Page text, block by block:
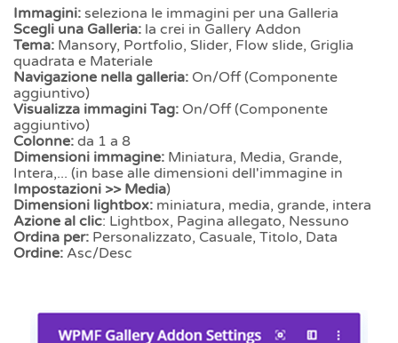
Immagini: seleziona le immagini per una Galleria
Scegli una Galleria: la crei in Gallery Addon
Tema: Mansory, Portfolio, Slider, Flow slide, Griglia
quadrata e Materiale
Navigazione nella galleria: On/Off (Componente
aggiuntivo)
Visualizza immagini Tag: On/Off (Componente
aggiuntivo)
Colonne: da 1 a 8
Dimensioni immagine: Miniatura, Media, Grande,
Intera,... (in base alle dimensioni dell'immagine in
Impostazioni >> Media)
Dimensioni lightbox: miniatura, media, grande, intera
Azione al clic: Lightbox, Pagina allegato, Nessuno
Ordina per: Personalizzato, Casuale, Titolo, Data
Ordine: Asc/Desc